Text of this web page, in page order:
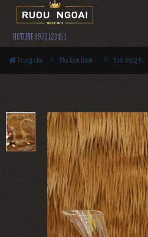
HOTLINE 0972.12345.1
Trang chủ Phụ Kiện Rượu Bình Đựng Rượu Vang - Decanter Dáng Đẹp M03